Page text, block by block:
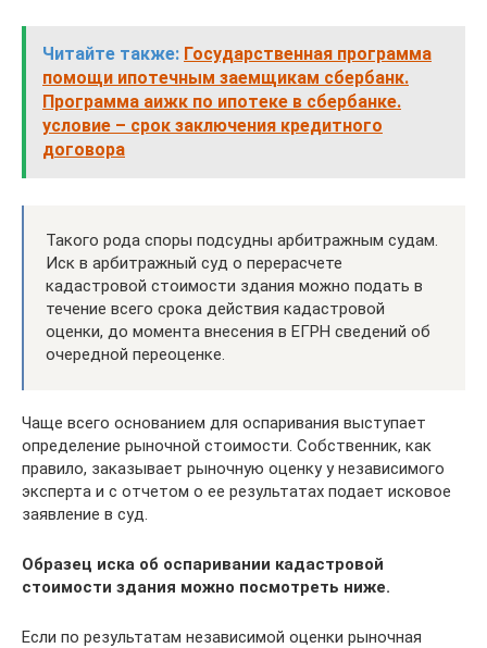
Читайте также: Государственная программа
помощи ипотечным заемщикам сбербанк.
Программа аижк по ипотеке в сбербанке.
условие – срок заключения кредитного
договора
Такого рода споры подсудны арбитражным судам.
Иск в арбитражный суд о перерасчете
кадастровой стоимости здания можно подать в
течение всего срока действия кадастровой
оценки, до момента внесения в ЕГРН сведений об
очередной переоценке.
Чаще всего основанием для оспаривания выступает
определение рыночной стоимости. Собственник, как
правило, заказывает рыночную оценку у независимого
эксперта и с отчетом о ее результатах подает исковое
заявление в суд.
Образец иска об оспаривании кадастровой
стоимости здания можно посмотреть ниже.
Если по результатам независимой оценки рыночная